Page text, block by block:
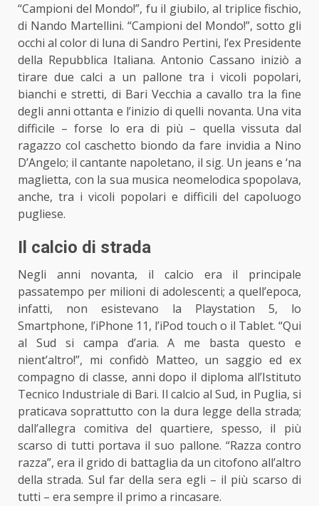
“Campioni del Mondo!”, fu il giubilo, al triplice fischio,
di Nando Martellini. “Campioni del Mondo!”, sotto gli
occhi al color di luna di Sandro Pertini, l’ex Presidente
della Repubblica Italiana. Antonio Cassano iniziò a
tirare due calci a un pallone tra i vicoli popolari,
bianchi e stretti, di Bari Vecchia a cavallo tra la fine
degli anni ottanta e l’inizio di quelli novanta. Una vita
difficile – forse lo era di più – quella vissuta dal
ragazzo col caschetto biondo da fare invidia a Nino
D’Angelo; il cantante napoletano, il sig. Un jeans e ‘na
maglietta, con la sua musica neomelodica spopolava,
anche, tra i vicoli popolari e difficili del capoluogo
pugliese.
Il calcio di strada
Negli anni novanta, il calcio era il principale
passatempo per milioni di adolescenti; a quell’epoca,
infatti, non esistevano la Playstation 5, lo
Smartphone, l’iPhone 11, l’iPod touch o il Tablet. “Qui
al Sud si campa d’aria. A me basta questo e
nient’altro!”, mi confidò Matteo, un saggio ed ex
compagno di classe, anni dopo il diploma all’Istituto
Tecnico Industriale di Bari. Il calcio al Sud, in Puglia, si
praticava soprattutto con la dura legge della strada;
dall’allegra comitiva del quartiere, spesso, il più
scarso di tutti portava il suo pallone. “Razza contro
razza”, era il grido di battaglia da un citofono all’altro
della strada. Sul far della sera egli – il più scarso di
tutti – era sempre il primo a rincasare.